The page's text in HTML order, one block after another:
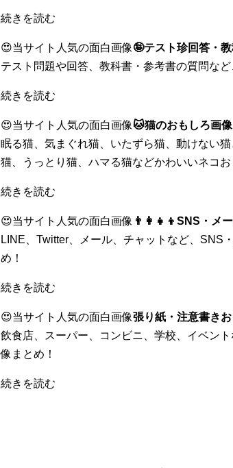
続きを読む
😍当サイト人気の面白画像🤪テスト珍回答・
テスト問題や回答、教科書・参考書の質問な
続きを読む
😍当サイト人気の面白画像🐱猫のおもしろ画像
眠る猫、気まぐれ猫、いたずら猫、動けない
猫、うっとり猫、ハマる猫などかわいいネコお
続きを読む
😍当サイト人気の面白画像 👨‍👩‍👧‍👦SNS・メ
LINE、Twitter、メール、チャットなど、SNS
め！
続きを読む
😍当サイト人気の面白画像張り紙・注意書きお
飲食店、スーパー、コンビニ、学校、イベン
像まとめ！
続きを読む